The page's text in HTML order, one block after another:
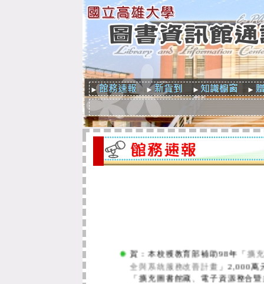
► ► ► ►
全與系統服務改善計畫」2,000萬
「擴充圖書館藏、電子資源整合
系統服務改善計畫」，本館將依